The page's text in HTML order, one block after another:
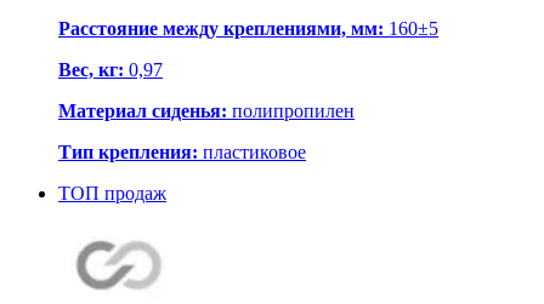
Расстояние между креплениями, мм: 160±5
Вес, кг: 0,97
Материал сиденья: полипропилен
Тип крепления: пластиковое
ТОП продаж